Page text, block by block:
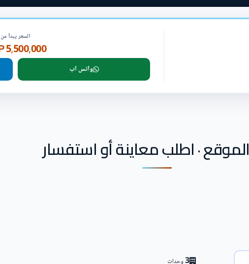
السعر يبدأ من
5,500,000 EGP
واتس اب
الموقع · اطلب معاينة أو استفسار
3وحدات